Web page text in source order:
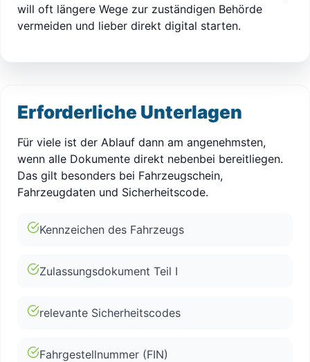
will oft längere Wege zur zuständigen Behörde
vermeiden und lieber direkt digital starten.
Erforderliche Unterlagen
Für viele ist der Ablauf dann am angenehmsten,
wenn alle Dokumente direkt nebenbei bereitliegen.
Das gilt besonders bei Fahrzeugschein,
Fahrzeugdaten und Sicherheitscode.
Kennzeichen des Fahrzeugs
Zulassungsdokument Teil I
relevante Sicherheitscodes
Fahrgestellnummer (FIN)